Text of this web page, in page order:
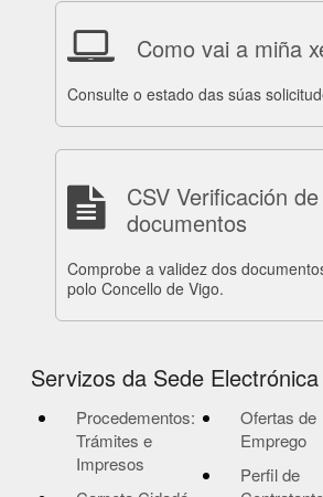
Como vai a miña
Consulte o estado das súas
CSV Verificación de
documentos
Comprobe a validez dos
polo Concello de Vigo.
Servizos da Sede Electrónica
Procedementos:
Trámites e
Impresos
Ofertas de
Emprego
Perfil de